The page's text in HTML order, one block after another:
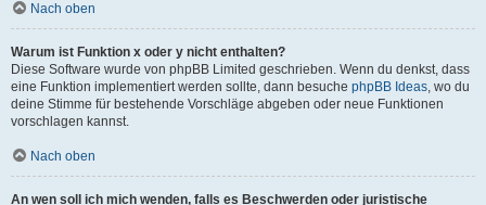
Nach oben
Warum ist Funktion x oder y nicht enthalten?
Diese Software wurde von phpBB Limited geschrieben. Wenn du denkst, dass
eine Funktion implementiert werden sollte, dann besuche phpBB Ideas, wo du
deine Stimme für bestehende Vorschläge abgeben oder neue Funktionen
vorschlagen kannst.
Nach oben
An wen soll ich mich wenden, falls es Beschwerden oder juristische